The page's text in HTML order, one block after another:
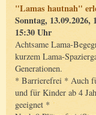
"Lamas hautnah"
Sonntag, 13.09.2026,
15:30 Uhr
Achtsame Lama-
kurzem Lama-
Generationen.
* Barrierefrei * Auch
und für Kinder ab 4
geeignet *